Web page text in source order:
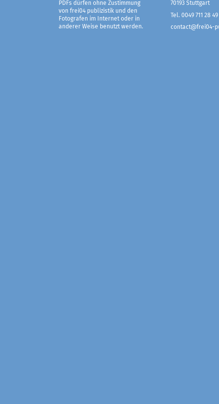
PDFs dürfen ohne Zustimmung
von frei04 publizistik und den
Fotografen im Internet oder in
anderer Weise benutzt werden.
70193 Stuttgart
Tel. 0049 711 28 49
contact@frei04-